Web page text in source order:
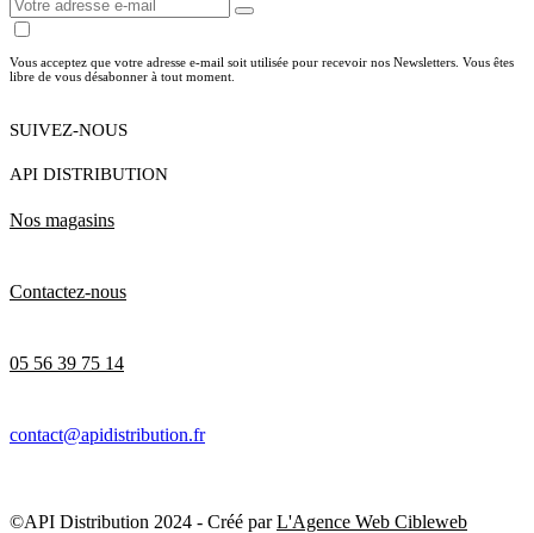
Vous acceptez que votre adresse e-mail soit utilisée pour recevoir nos Newsletters. Vous êtes
libre de vous désabonner à tout moment.
SUIVEZ-NOUS
API DISTRIBUTION
Nos magasins
Contactez-nous
05 56 39 75 14
contact@apidistribution.fr
©API Distribution 2024 - Créé parL'Agence Web Cibleweb